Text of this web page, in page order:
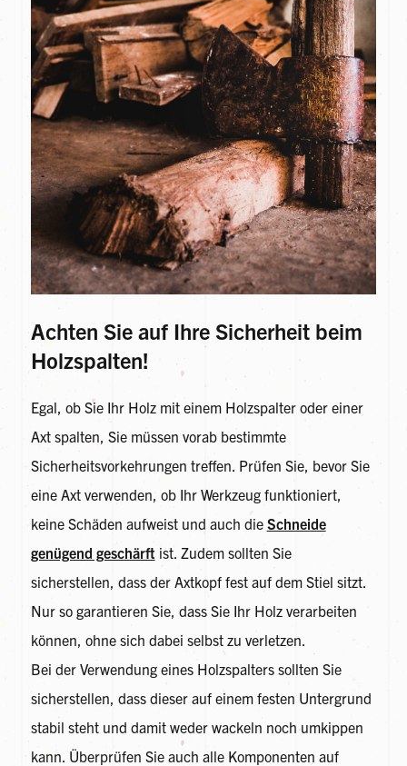
Achten Sie auf Ihre Sicherheit beim
Holzspalten!
Egal, ob Sie Ihr Holz mit einem Holzspalter oder einer
Axt spalten, Sie müssen vorab bestimmte
Sicherheitsvorkehrungen treffen. Prüfen Sie, bevor Sie
eine Axt verwenden, ob Ihr Werkzeug funktioniert,
keine Schäden aufweist und auch die Schneide
genügend geschärft ist. Zudem sollten Sie
sicherstellen, dass der Axtkopf fest auf dem Stiel sitzt.
Nur so garantieren Sie, dass Sie Ihr Holz verarbeiten
können, ohne sich dabei selbst zu verletzen.
Bei der Verwendung eines Holzspalters sollten Sie
sicherstellen, dass dieser auf einem festen Untergrund
stabil steht und damit weder wackeln noch umkippen
kann. Überprüfen Sie auch alle Komponenten auf